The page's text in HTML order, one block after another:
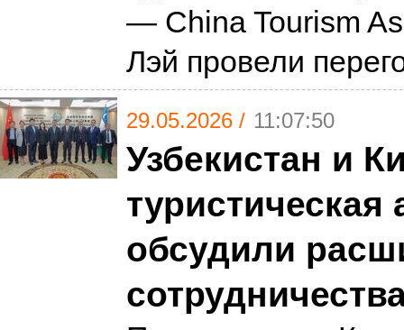
— China Tourism
Лэй провели
29.05.2026 / 11:07:50
Узбекистан и
туристическая
обсудили